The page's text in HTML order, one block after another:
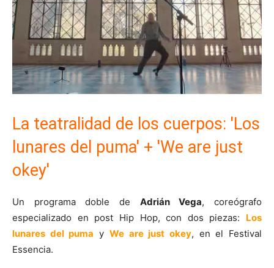
La teatralidad de los cuerpos: 'Los
lunares del puma' + 'We are just
okey'
Un programa doble de Adrián Vega, coreógrafo
especializado en post Hip Hop, con dos piezas: Los
lunares del puma y We are just okey, en el Festival
Essencia.